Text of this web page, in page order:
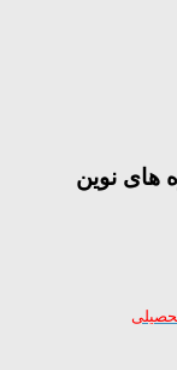
های نوین